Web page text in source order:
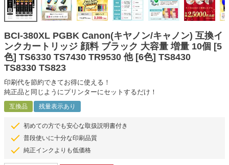
よくある質問
会員専用商品
説明書ダウンロード
BCI-380XL PGBK Canon(キヤノン/キャノン) 互換イ
ンクカートリッジ 顔料 ブラック 大容量 増量 10個 [5
色] TS6330 TS7430 TR9530 他 [6色] TS8430
TS8330 TS823
印刷代を節約できてお得に使える！
純正品と同じようにプリンターにセットするだけ！
互換品 残量表示あり
初めての方でも安心な取扱説明書付き
普段使いに十分な印刷品質
純正インクよりも低価格